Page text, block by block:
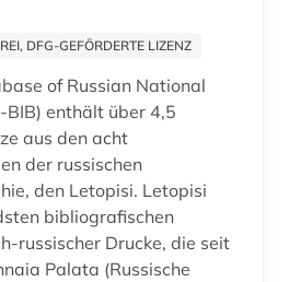
elektronische bibliothek (3)
elektronische publikation (1)
elektronisches buch (1)
Mecklenburg-Vorpommern (4)
(5)
DFG-GEFÖRDERTE LIZENZ
of Russian National
enthält über 4,5
aus den acht
der russischen
den Letopisi. Letopisi
bibliografischen
russischer Drucke, die seit
Palata (Russische